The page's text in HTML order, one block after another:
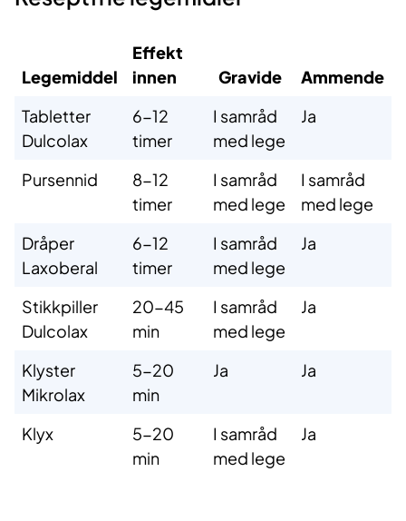
Legemiddel
Effekt
innen
Gravide
Ammende
Tabletter
Dulcolax
6-12
timer
I samråd
med lege
Ja
Pursennid
8-12
timer
I samråd
med lege
I samråd
med lege
Dråper
Laxoberal
6-12
timer
I samråd
med lege
Ja
Stikkpiller
Dulcolax
20-45
min
I samråd
med lege
Ja
Klyster
Mikrolax
5-20
min
Ja Ja
Klyx
5-20
min
I samråd
med lege
Ja